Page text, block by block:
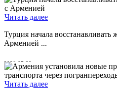
Читать далее
Турция начала восстанавливать
Арменией ...
2026-07-29
Читать далее